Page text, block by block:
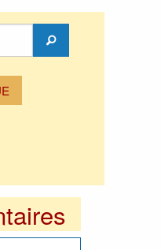
Rechercher